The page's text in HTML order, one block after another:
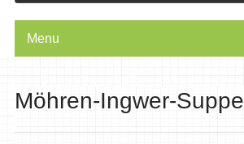
Menu
Möhren-Ingwer-Suppe